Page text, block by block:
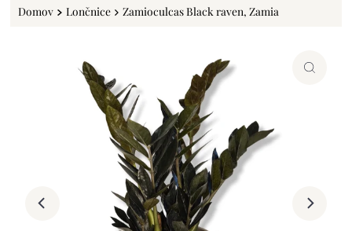
Domov Lončnice Zamioculcas Black raven, Zamia